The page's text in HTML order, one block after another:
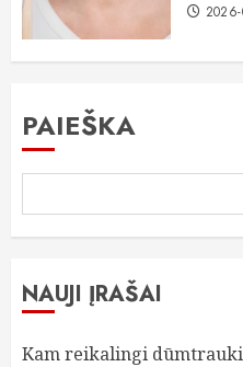
PAIEŠKA
NAUJI ĮRAŠAI
Kam reikalingi